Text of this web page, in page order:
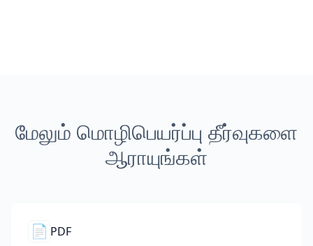
மேலும் மொழிபெயர்ப்பு தீர்வுகளை
ஆராயுங்கள்
📄 PDF